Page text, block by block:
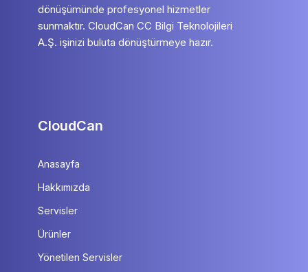
dönüşümünde profesyonel hizmetler
sunmaktır. CloudCan CC Bilgi Teknolojileri
A.Ş. işinizi buluta dönüştürmeye hazır.
CloudCan
Anasayfa
Hakkımızda
Servisler
Ürünler
Yönetilen Servisler